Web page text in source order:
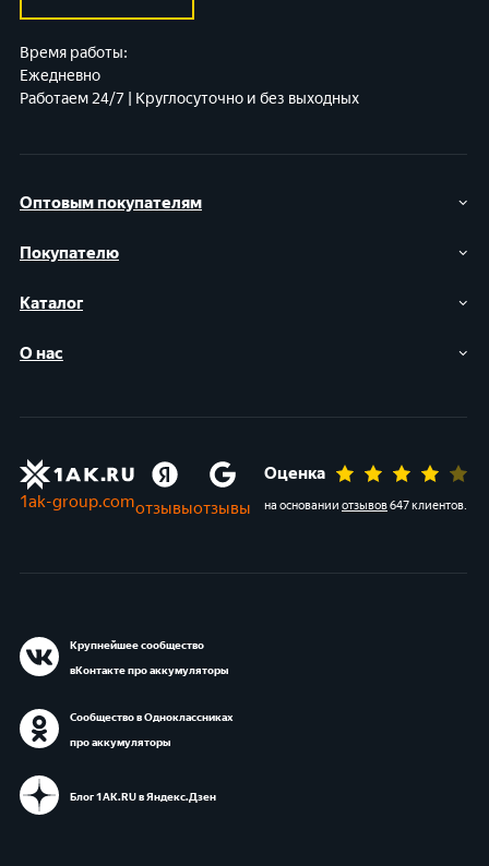
Оптовым покупателям
Покупателю
Каталог
О нас
Время работы:
Ежедневно
Работаем 24/7 | Круглосуточно и без выходных
1ak-group.comотзывыотзывы
Оценка
на основании отзывов647 клиентов.
Крупнейшее сообщество
вКонтакте про аккумуляторы
Сообщество в Одноклассниках
про аккумуляторы
Блог 1АК.RU в Яндекс.Дзен